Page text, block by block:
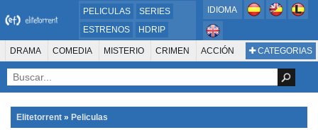
PELICULAS
SERIES
ESTRENOS
HDRIP
MICROHD
720P
DVDRIP
IDIOMA
CATEGORIAS
DRAMA COMEDIA MISTERIO CRIMEN ACCIÓN
SUSPENSO AVENTURA
ANIMACIÓN ROMANCE TERROR CIENCIA FICCIÓN FANTASÍA
FAMILIA DOCUS Y TV
Elitetorrent » Peliculas